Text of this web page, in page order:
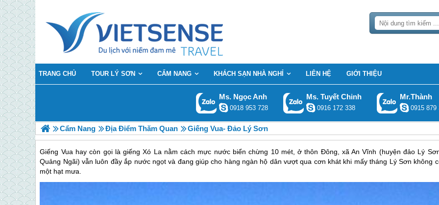
TRANG CHỦ TOUR LÝ SƠN CẨM NANG KHÁCH SẠN NHÀ NGHỈ LIÊN HỆ GIỚI THIỆU
Ms. Ngọc Anh
0918 953 728
Ms. Tuyết Chinh
0916 172 338
Mr.Thành
0915 879
Cẩm Nang Địa Điểm Thăm Quan Giếng Vua- Đảo Lý Sơn
Giếng Vua hay còn gọi là giếng Xó La nằm cách mực nước biển chừng 10 mét, ở thôn Đông, xã An Vĩnh (huyện đảo Lý
Quảng Ngãi) vẫn luôn đầy ắp nước ngọt và đang giúp cho hàng ngàn hộ dân vượt qua cơn khát khi mấy tháng Lý Sơn không
một hạt mưa.